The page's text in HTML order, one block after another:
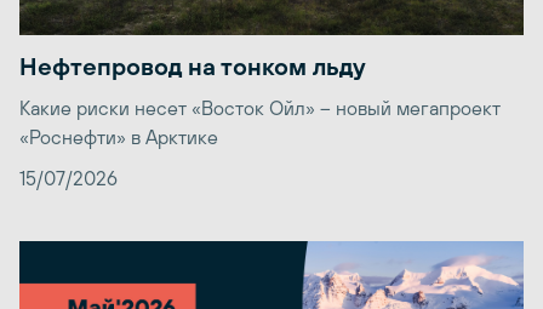
Нефтепровод на тонком льду
Какие риски несет «Восток Ойл» – новый мегапроект
«Роснефти» в Арктике
15/07/2026